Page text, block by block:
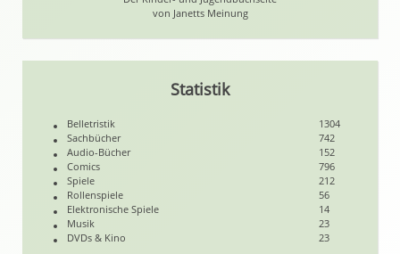
von Janetts Meinung
Statistik
Belletristik
1304
Sachbücher
742
Audio-Bücher
152
Comics
796
Spiele
212
Rollenspiele
56
Elektronische Spiele
14
Musik
23
DVDs & Kino
23